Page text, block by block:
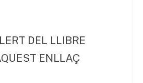
DEL LLIBRE
ENLLAÇ